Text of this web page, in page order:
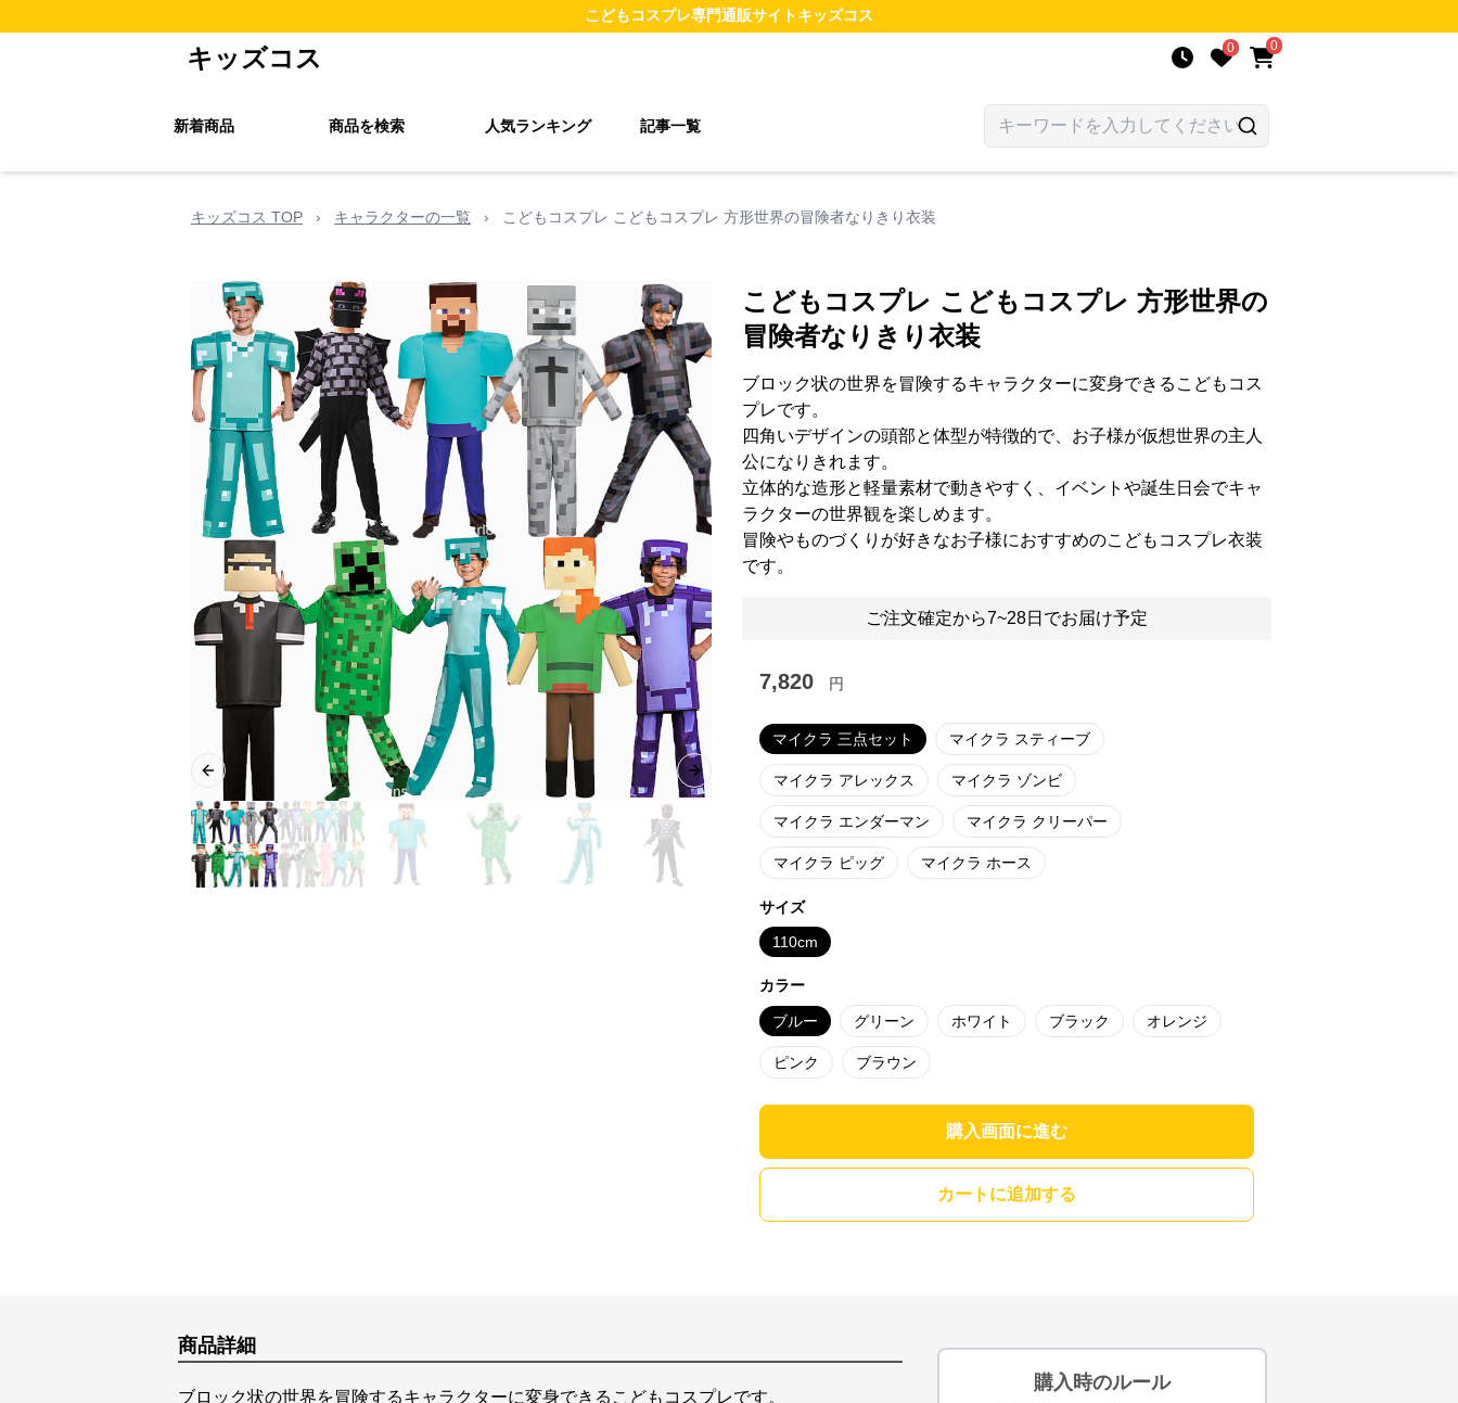
こどもコスプレ専門通販サイトキッズコス
キッズコス 0 0
新着商品 商品を検索 人気ランキング 記事一覧
キッズコス TOP › キャラクターの一覧 › こどもコスプレ こどもコスプレ 方形世界の冒険者なりきり衣装
Previous slide Next slide
こどもコスプレ こどもコスプレ 方形世界の
冒険者なりきり衣装
ブロック状の世界を冒険するキャラクターに変身できるこどもコス
プレです。
四角いデザインの頭部と体型が特徴的で、お子様が仮想世界の主人
公になりきれます。
立体的な造形と軽量素材で動きやすく、イベントや誕生日会でキャ
ラクターの世界観を楽しめます。
冒険やものづくりが好きなお子様におすすめのこどもコスプレ衣装
です。
ご注文確定から7~28日でお届け予定
7,820 円
マイクラ 三点セット マイクラ スティーブ
マイクラ アレックス マイクラ ゾンビ
マイクラ エンダーマン マイクラ クリーパー
マイクラ ピッグ マイクラ ホース
サイズ
110cm
カラー
ブルー グリーン ホワイト ブラック オレンジ
ピンク ブラウン
購入画面に進む
カートに追加する
商品詳細
ブロック状の世界を冒険するキャラクターに変身できるこどもコスプレです。
購入時のルール